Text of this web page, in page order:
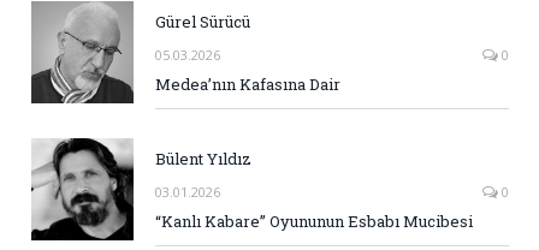
Gürel Sürücü
05.03.2026 0
Medea’nın Kafasına Dair
Bülent Yıldız
03.01.2026 0
“Kanlı Kabare” Oyununun Esbabı Mucibesi